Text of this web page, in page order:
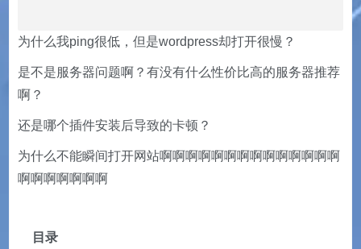
为什么我ping很低，但是wordpress却打开很慢？
是不是服务器问题啊？有没有什么性价比高的服务器推荐
啊？
还是哪个插件安装后导致的卡顿？
为什么不能瞬间打开网站啊啊啊啊啊啊啊啊啊啊啊啊啊啊
啊啊啊啊啊啊啊
目录